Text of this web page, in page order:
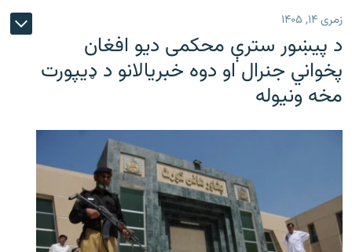
زمری ۱۴, ۱۴۰۵
د پیښور سترې محکمی دیو افغان
پخواني جنرال او دوه خبریالانو د ډیپورت
مخه ونیوله